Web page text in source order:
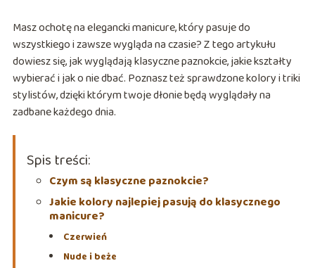
Masz ochotę na elegancki manicure, który pasuje do
wszystkiego i zawsze wygląda na czasie? Z tego artykułu
dowiesz się, jak wyglądają klasyczne paznokcie, jakie kształty
wybierać i jak o nie dbać. Poznasz też sprawdzone kolory i triki
stylistów, dzięki którym twoje dłonie będą wyglądały na
zadbane każdego dnia.
Spis treści:
Czym są klasyczne paznokcie?
Jakie kolory najlepiej pasują do klasycznego
manicure?
Czerwień
Nude i beże